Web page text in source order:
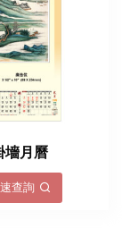
墻月曆
查詢